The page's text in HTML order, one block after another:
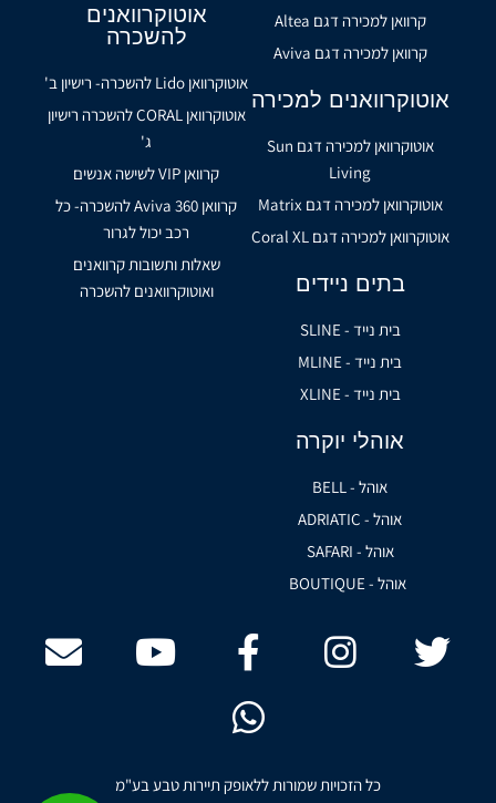
קרוואן למכירה דגם Altea
קרוואן למכירה דגם Aviva
אוטוקרוואנים למכירה
אוטוקרוואן למכירה דגם Sun
Living
אוטוקרוואן למכירה דגם Matrix
אוטוקרוואן למכירה דגם Coral XL
בתים ניידים
בית נייד - SLINE
בית נייד - MLINE
בית נייד - XLINE
אוהלי יוקרה
אוהל - BELL
אוהל - ADRIATIC
אוהל - SAFARI
אוהל - BOUTIQUE
אוטוקרוואנים
להשכרה
אוטוקרוואן Lido להשכרה- רישיון ב'
אוטוקרוואן CORAL להשכרה רישיון
ג'
קרוואן VIP לשישה אנשים
קרוואן Aviva 360 להשכרה- כל
רכב יכול לגרור
שאלות ותשובות קרוואנים
ואוטוקרוואנים להשכרה
כל הזכויות שמורות ללאופק תיירות טבע בע"מ